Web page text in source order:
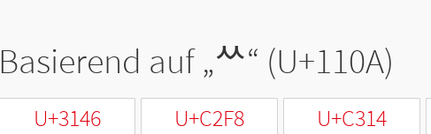
Basierend auf „ᄊ“ (U+110A)
U+3146 U+C2F8 U+C314